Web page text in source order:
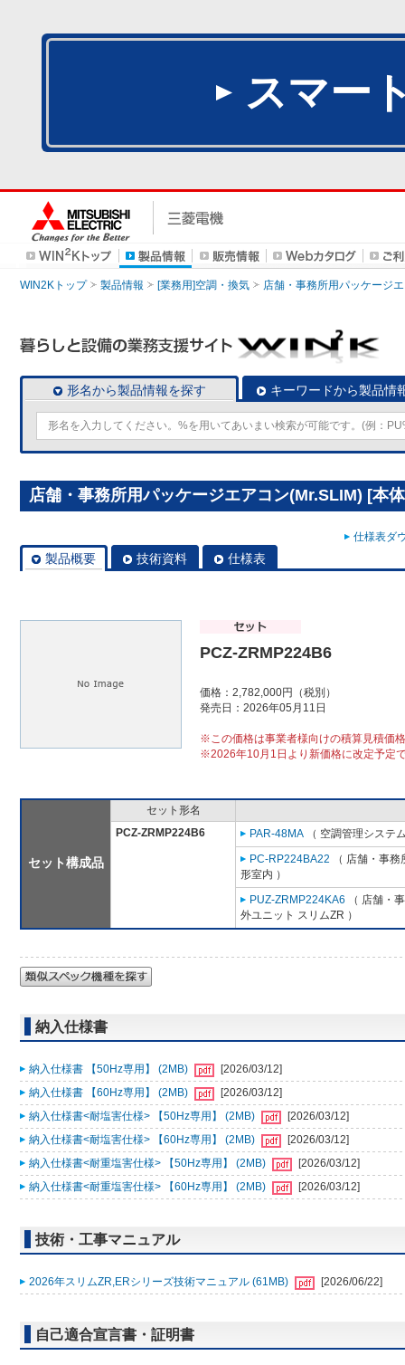
スマー
WIN2Kトップ 製品情報 [業務用]空調・換気 店舗・事務所用パッケージ
形名から製品情報を探す キーワードから製品情
店舗・事務所用パッケージエアコン(Mr.SLIM) [本
仕様表ダ
製品概要 技術資料 仕様表
PCZ-ZRMP224B6
価格：2,782,000円（税別）
発売日：2026年05月11日
※この価格は事業者様向けの積算見積価
※2026年10月1日より新価格に改定予定
セット構成品
セット形名
PCZ-ZRMP224B6
PAR-48MA （ 空調管理システ
PC-RP224BA22 （ 店舗・事
形室内 ）
PUZ-ZRMP224KA6 （ 店舗・
外ユニット スリムZR ）
納入仕様書
納入仕様書 【50Hz専用】 (2MB)
[2026/03/12]
納入仕様書 【60Hz専用】 (2MB)
[2026/03/12]
納入仕様書<耐塩害仕様> 【50Hz専用】 (2MB)
[2026/03/12]
納入仕様書<耐塩害仕様> 【60Hz専用】 (2MB)
[2026/03/12]
納入仕様書<耐重塩害仕様> 【50Hz専用】 (2MB)
[2026/03/12]
納入仕様書<耐重塩害仕様> 【60Hz専用】 (2MB)
[2026/03/12]
技術・工事マニュアル
2026年スリムZR,ERシリーズ技術マニュアル (61MB) [2026/06/22]
自己適合宣言書・証明書